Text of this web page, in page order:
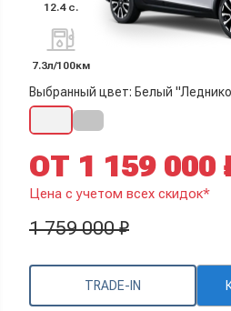
12.4 с.
7.3л/100км
Выбранный цвет: Белый
TRADE-IN
ОТ 1 159 000
Цена с учетом всех скидок*
1 759 000 ₽